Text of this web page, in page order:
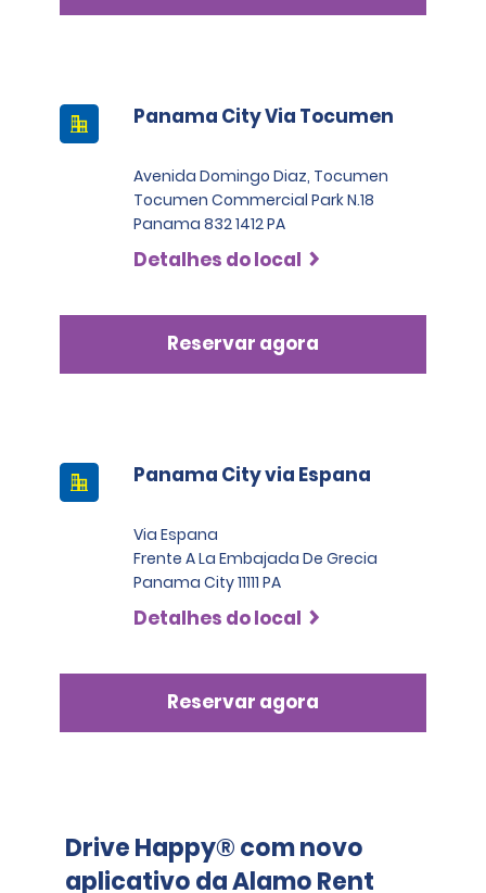
Panama City Via Tocumen
Avenida Domingo Diaz, Tocumen
Tocumen Commercial Park N.18
Panama 832 1412 PA
Detalhes do local
Reservar agora
Panama City via Espana
Via Espana
Frente A La Embajada De Grecia
Panama City 11111 PA
Detalhes do local
Reservar agora
Drive Happy® com novo
aplicativo da Alamo Rent